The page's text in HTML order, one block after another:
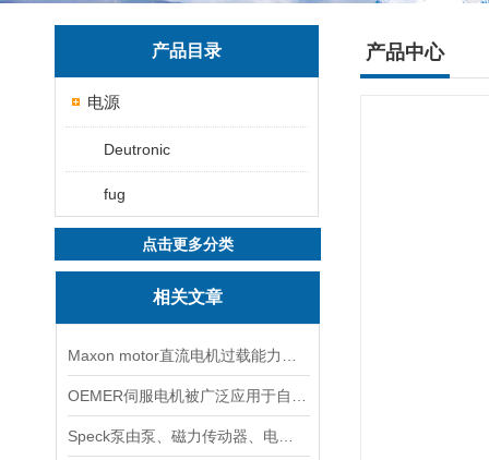
产品目录
电源
Deutronic
fug
点击更多分类
相关文章
产品中心